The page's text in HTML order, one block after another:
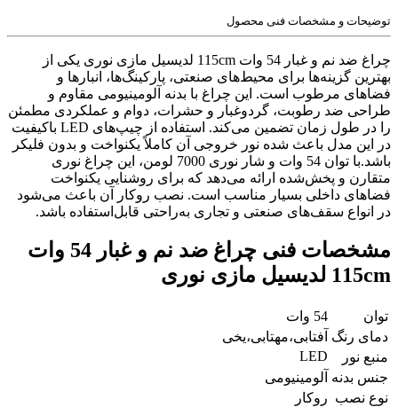
توضیحات و مشخصات فنی محصول
چراغ ضد نم و غبار 54 وات 115cm لدیسیل مازی نوری یکی از
بهترین گزینه‌ها برای محیط‌های صنعتی، پارکینگ‌ها، انبارها و
فضاهای مرطوب است. این چراغ با بدنه آلومینیومی مقاوم و
طراحی ضد رطوبت، گردوغبار و حشرات، دوام و عملکردی مطمئن
را در طول زمان تضمین می‌کند. استفاده از چیپ‌های LED باکیفیت
در این مدل باعث شده نور خروجی آن کاملاً یکنواخت و بدون فلیکر
باشد.با توان 54 وات و شار نوری 7000 لومن، این چراغ نوری
متقارن و پخش‌شده ارائه می‌دهد که برای روشنایی یکنواخت
فضاهای داخلی بسیار مناسب است. نصب روکار آن باعث می‌شود
در انواع سقف‌های صنعتی و تجاری به‌راحتی قابل‌استفاده باشد.
مشخصات فنی چراغ ضد نم و غبار 54 وات
115cm لدیسیل مازی نوری
توان
54 وات
دمای رنگ آفتابی،مهتابی،یخی
منبع نور
LED
جنس بدنه آلومینیومی
نوع نصب روکار